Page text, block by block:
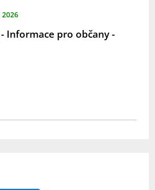
2026
Informace pro občany -